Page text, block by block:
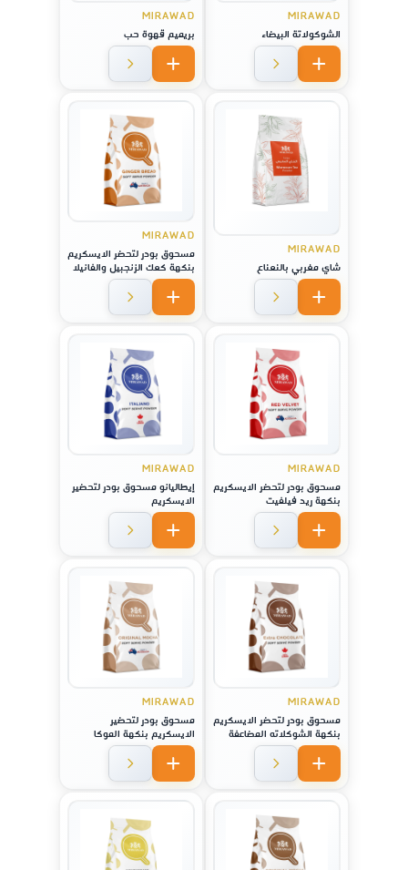
MIRAWAD
الشوكولاتة البيضاء
MIRAWAD
بريميم قهوة حب
MIRAWAD
شاي مغربي بالنعناع
MIRAWAD
مسحوق بودر لتحضر الايسكريم
بنكهة كعك الزنجبيل والفانيلا
MIRAWAD
مسحوق بودر لتحضر الايسكريم
بنكهة ريد فيلفيت
MIRAWAD
إيطاليانو مسحوق بودر لتحضير
الايسكريم
MIRAWAD
مسحوق بودر لتحضر الايسكريم
بنكهة الشوكلاته المضاعفة
MIRAWAD
مسحوق بودر لتحضير
الايسكريم بنكهة الموكا